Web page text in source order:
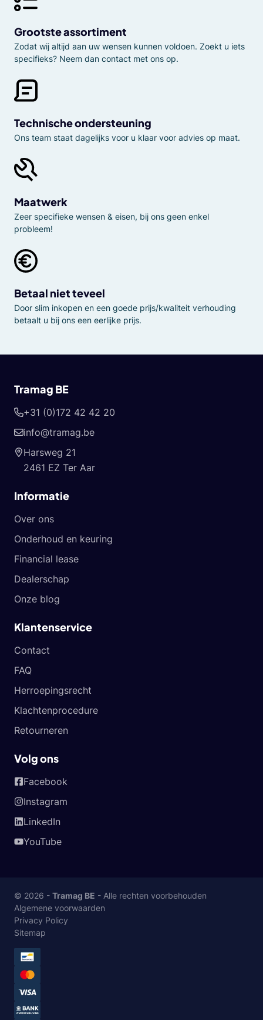
Grootste assortiment
Zodat wij altijd aan uw wensen kunnen voldoen. Zoekt u iets
specifieks? Neem dan contact met ons op.
Technische ondersteuning
Ons team staat dagelijks voor u klaar voor advies op maat.
Maatwerk
Zeer specifieke wensen & eisen, bij ons geen enkel
probleem!
Betaal niet teveel
Door slim inkopen en een goede prijs/kwaliteit verhouding
betaalt u bij ons een eerlijke prijs.
Tramag BE
+31 (0)172 42 42 20
info@tramag.be
Harsweg 21
2461 EZ Ter Aar
Informatie
Over ons
Onderhoud en keuring
Financial lease
Dealerschap
Onze blog
Klantenservice
Contact
FAQ
Herroepingsrecht
Klachtenprocedure
Retourneren
Volg ons
Facebook
Instagram
LinkedIn
YouTube
© 2026 - Tramag BE - Alle rechten voorbehouden
Algemene voorwaarden
Privacy Policy
Sitemap